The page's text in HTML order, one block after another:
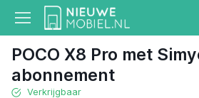
POCO X8 Pro met
abonnement
Verkrijgbaar